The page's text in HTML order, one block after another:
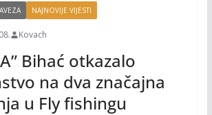
NAJNOVIJE VIJESTI
Kovach
Bihać otkazalo
na dva značajna
u Fly fishingu